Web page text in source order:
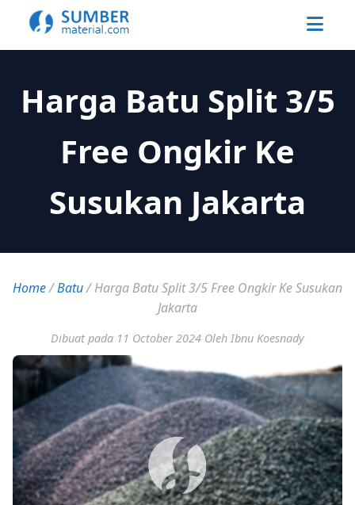
Harga Batu Split 3/5
Free Ongkir Ke
Susukan Jakarta
Home/Batu/Harga Batu Split 3/5 Free Ongkir Ke Susukan
Jakarta
Dibuat pada 11 October 2024 Oleh Ibnu Koesnady